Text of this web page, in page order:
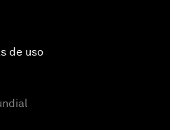
de uso